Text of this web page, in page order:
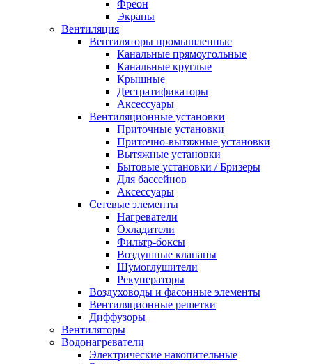
Фреон
Экраны
Вентиляция
Вентиляторы промышленные
Канальные прямоугольные
Канальные круглые
Крышные
Дестратификаторы
Аксессуары
Вентиляционные установки
Приточные установки
Приточно-вытяжные установки
Вытяжные установки
Бытовые установки / Бризеры
Для бассейнов
Аксессуары
Сетевые элементы
Нагреватели
Охладители
Фильтр-боксы
Воздушные клапаны
Шумоглушители
Рекуператоры
Воздуховоды и фасонные элементы
Вентиляционные решетки
Диффузоры
Вентиляторы
Водонагреватели
Электрические накопительные